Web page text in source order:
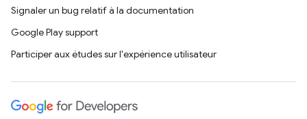
Signaler un bug relatif à la documentation
Google Play support
Participer aux études sur l'expérience utilisateur